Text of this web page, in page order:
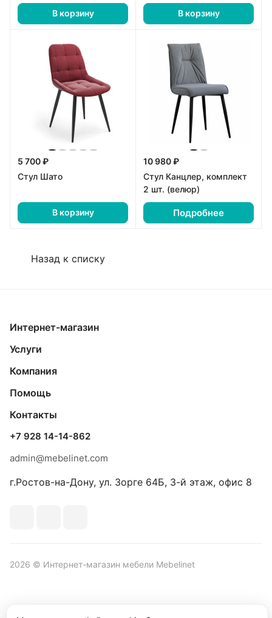
В корзину В корзину
5 700 ₽
Стул Шато
В корзину
10 980 ₽
Стул Канцлер, комплект
2 шт. (велюр)
Подробнее
Назад к списку
Интернет-магазин
Услуги
Компания
Помощь
Контакты
+7 928 14-14-862
admin@mebelinet.com
г.Ростов-на-Дону, ул. Зорге 64Б, 3-й этаж, офис 8
2026 © Интернет-магазин мебели Mebelinet